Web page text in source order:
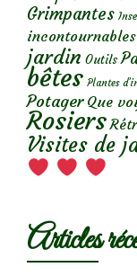
Grimpantes
incontournables
jardin Outils
bêtes Plantes
Potager Que
Rosiers
Visites de
Articles